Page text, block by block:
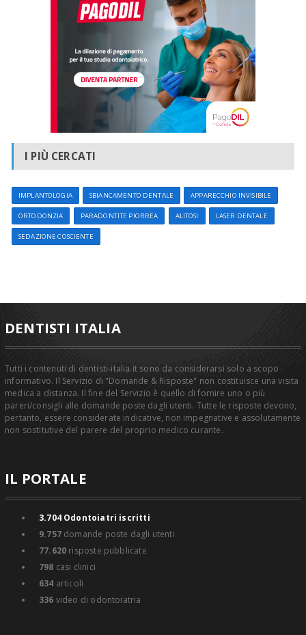
I PIÙ CERCATI
IMPLANTOLOGIA SBIANCAMENTO DENTALE APPARECCHIO INVISIBILE
ORTODONZIA PARADONTITE PIORREA ALITOSI LASER DENTALE
SEDAZIONE COSCIENTE
DENTISTI ITALIA
Tutti i contenuti di dentisti-italia.it sono da considerarsi solo a scopo
informativo. Il Servizio di "Domande & Risposte" non costituisce una visita
medica a distanza. Il fine del Servizio è quello di fornire uno o più
pareri/consigli alle domande poste dagli utenti. Tutte le risposte devono,
pertanto, essere considerate indicative, non impegnative e assolutamente
non sostitutive del parere del proprio medico curante.
IL PORTALE
3.704Odontoiatri iscritti
9.757domande poste dagli utenti
77.620 risposte pubblicate
798 casi clinici
634 articoli
336 video di odontoiatria